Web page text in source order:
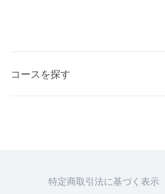
コースを探す
特定商取引法に基づく表示